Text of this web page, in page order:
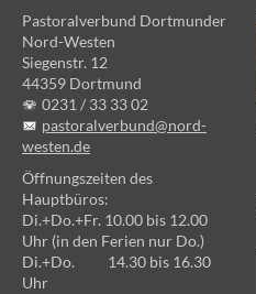
Pastoralverbund Dortmunder
Nord-Westen
Siegenstr. 12
44359 Dortmund
0231 / 33 33 02
pastoralverbund@nord-
westen.de
Öffnungszeiten des
Hauptbüros:
Di.+Do.+Fr. 10.00 bis 12.00
Uhr (in den Ferien nur Do.)
Di.+Do. 14.30 bis 16.30
Uhr